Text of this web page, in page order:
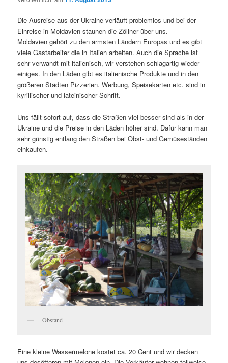
Die Ausreise aus der Ukraine verläuft problemlos und bei der
Einreise in Moldavien staunen die Zöllner über uns.
Moldavien gehört zu den ärmsten Ländern Europas und es gibt
viele Gastarbeiter die in Italien arbeiten. Auch die Sprache ist
sehr verwandt mit italienisch, wir verstehen schlagartig wieder
einiges. In den Läden gibt es italienische Produkte und in den
größeren Städten Pizzerien. Werbung, Speisekarten etc. sind in
kyrillischer und lateinischer Schrift.
Uns fällt sofort auf, dass die Straßen viel besser sind als in der
Ukraine und die Preise in den Läden höher sind. Dafür kann man
sehr günstig entlang den Straßen bei Obst- und Gemüseständen
einkaufen.
Obstand
Eine kleine Wassermelone kostet ca. 20 Cent und wir decken